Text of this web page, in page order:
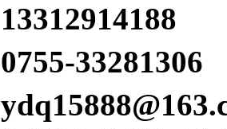
13312914188
0755-33281306